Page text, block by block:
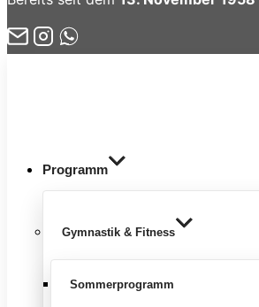
Programm
Gymnastik & Fitness
Sommerprogramm